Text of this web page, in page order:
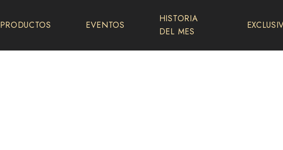
PRODUCTOS EVENTOS
HISTORIA
DEL MES